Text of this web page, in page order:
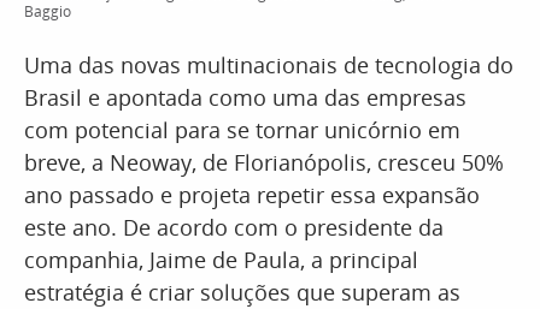
Baggio
Uma das novas multinacionais de tecnologia do
Brasil e apontada como uma das empresas
com potencial para se tornar unicórnio em
breve, a Neoway, de Florianópolis, cresceu 50%
ano passado e projeta repetir essa expansão
este ano. De acordo com o presidente da
companhia, Jaime de Paula, a principal
estratégia é criar soluções que superam as